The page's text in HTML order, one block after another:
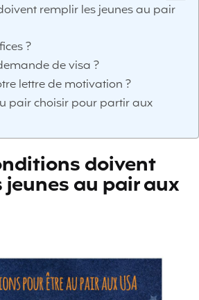
remplir les jeunes au pair
?
de visa ?
lettre de motivation ?
pair choisir pour partir aux
doivent
jeunes au pair aux